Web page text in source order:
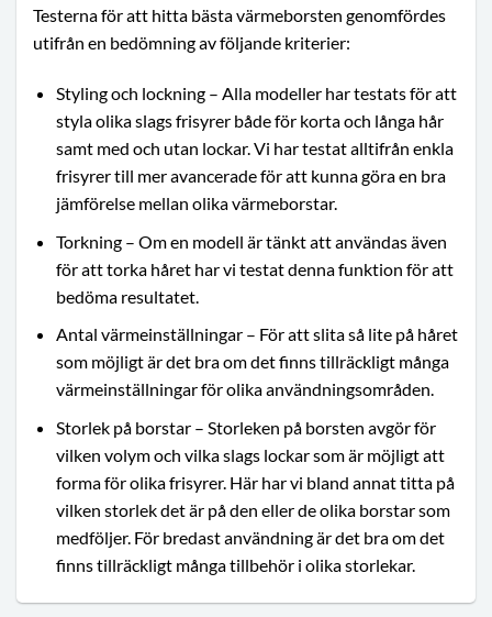
Testerna för att hitta bästa värmeborsten genomfördes
utifrån en bedömning av följande kriterier:
Styling och lockning – Alla modeller har testats för att
styla olika slags frisyrer både för korta och långa hår
samt med och utan lockar. Vi har testat alltifrån enkla
frisyrer till mer avancerade för att kunna göra en bra
jämförelse mellan olika värmeborstar.
Torkning – Om en modell är tänkt att användas även
för att torka håret har vi testat denna funktion för att
bedöma resultatet.
Antal värmeinställningar – För att slita så lite på håret
som möjligt är det bra om det finns tillräckligt många
värmeinställningar för olika användningsområden.
Storlek på borstar – Storleken på borsten avgör för
vilken volym och vilka slags lockar som är möjligt att
forma för olika frisyrer. Här har vi bland annat titta på
vilken storlek det är på den eller de olika borstar som
medföljer. För bredast användning är det bra om det
finns tillräckligt många tillbehör i olika storlekar.